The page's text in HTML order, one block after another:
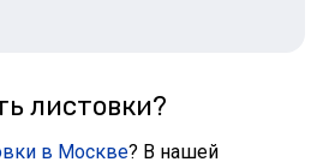
листовки?
в Москве? В нашей